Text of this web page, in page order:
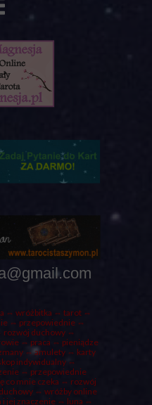
⇔ wróżbitka ⇔ tarot⇔
⇔ przepowiednie ⇔
rozwój duchowy ⇔
⇔ praca ⇔ pieniądze
⇔ amulety ⇔ karty
indywidualny ⇔
⇔ przepowiednie
co mnie czeka ⇔ rozwój
⇔ wróżby online
jej znaczenie ⇔ luna ⇔